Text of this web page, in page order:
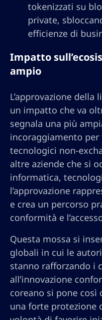
tokenizzati su
private,
efficienze di
Impatto
ampio
L’approvazione della
un impatto che va
segnala una più
incoraggiamento
tecnologici non-
altre aziende che si
informatica,
l’approvazione
e crea un percorso
conformità e
Questa mossa si
globali in cui le
stanno rafforzando i
all’innovazione
coreano si pone così
una forte protezione